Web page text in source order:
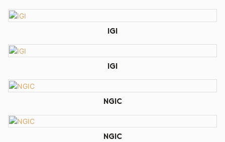
IGI
IGI
NGIC
NGIC